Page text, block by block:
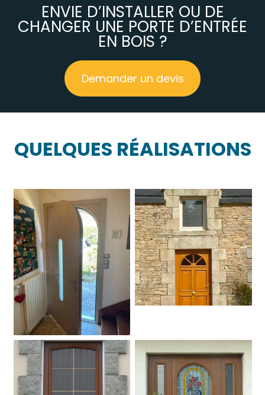
ENVIE D’INSTALLER OU DE
CHANGER UNE PORTE D’ENTRÉE
EN BOIS ?
Demander un devis
QUELQUES RÉALISATIONS